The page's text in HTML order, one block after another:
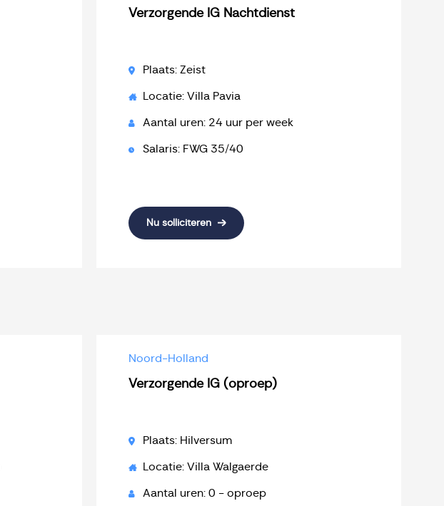
Verzorgende IG Nachtdienst
Plaats: Zeist
Locatie: Villa Pavia
Aantal uren: 24 uur per week
Salaris: FWG 35/40
Nu solliciteren
Noord-Holland
Verzorgende IG (oproep)
Plaats: Hilversum
Locatie: Villa Walgaerde
Aantal uren: 0 - oproep